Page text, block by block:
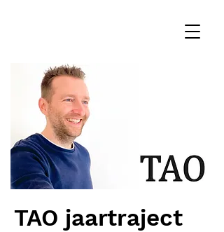
TAO jaartraject